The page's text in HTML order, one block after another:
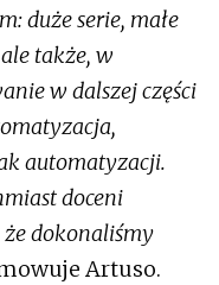
duże serie, małe
także, w
w dalszej części
automatyzacji.
doceni
dokonaliśmy
Artuso.